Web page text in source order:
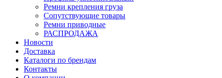
Ремни крепления груза
Сопутствующие товары
Ремни приводные
РАСПРОДАЖА
Новости
Доставка
Каталоги по брендам
Контакты